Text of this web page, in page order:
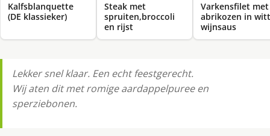
Kalfsblanquette
(DE klassieker)
Steak met
spruiten,broccoli
en rijst
Varkensfilet met
abrikozen in
wijnsaus
Lekker snel klaar. Een echt feestgerecht.
Wij aten dit met romige aardappelpuree en
sperziebonen.